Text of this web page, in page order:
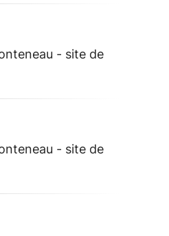
- site de
- site de